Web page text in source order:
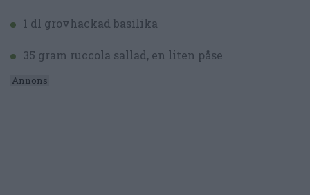
1 dl grovhackad basilika
35 gram ruccola sallad, en liten påse